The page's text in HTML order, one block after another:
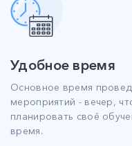
Удобное время
Основное время
мероприятий - вечер,
планировать своё
время.